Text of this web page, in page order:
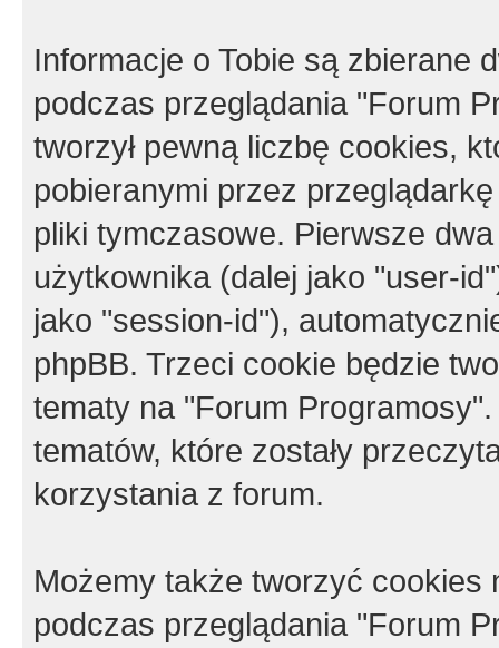
Informacje o Tobie są zbierane
podczas przeglądania "Forum
tworzył pewną liczbę cookies,
pobieranymi przez
pliki tymczasowe. Pierwsze
użytkownika (dalej jako "user-
jako "session-id"),
phpBB. Trzeci cookie będzie
tematy na "Forum
tematów, które zostały
korzystania z forum.
Możemy także tworzyć cookies
podczas przeglądania "Forum